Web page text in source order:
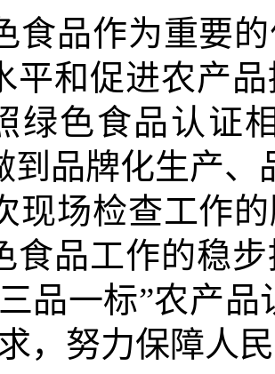
食品作为重要
平和促进农产
绿色食品认证
到品牌化生产
现场检查工作
食品工作的稳
品一标”农产
，努力保障人